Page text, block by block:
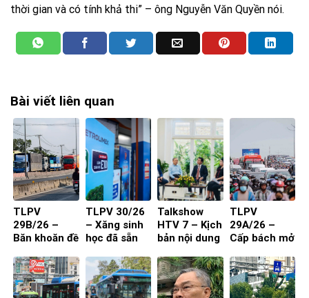
thời gian và có tính khả thi” – ông Nguyễn Văn Quyền nói.
Bài viết liên quan
TLPV
29B/26 –
Băn khoăn đề
29 chỗ vào
nội đô
TP.HCM
TLPV 30/26
– Xăng sinh
học đã sẵn
Talkshow
HTV 7 – Kịch
bản nội dung
người
TLPV
29A/26 –
Cấp bách mở